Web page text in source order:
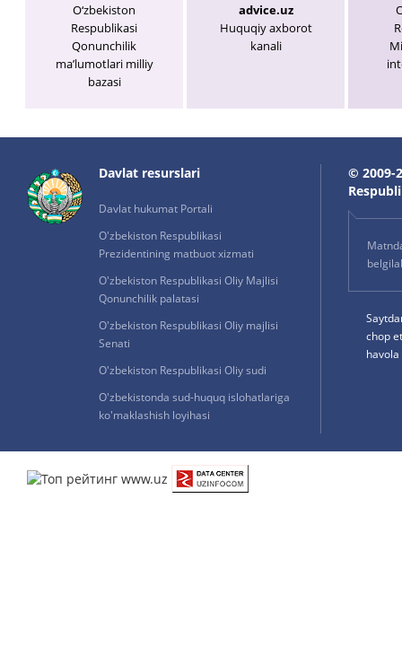
O‘zbekiston
Respublikasi
Qonunchilik
maʼlumotlari milliy
bazasi
advice.uz
Huquqiy axborot
kanali
Davlat resurslari
Davlat hukumat Portali
O'zbekiston Respublikasi
Prezidentining matbuot xizmati
O'zbekiston Respublikasi Oliy Majlisi
Qonunchilik palatasi
O'zbekiston Respublikasi Oliy majlisi
Senati
O'zbekiston Respublikasi Oliy sudi
O'zbekistonda sud-huquq islohatlariga
ko'maklashish loyihasi
© 2009-
chop